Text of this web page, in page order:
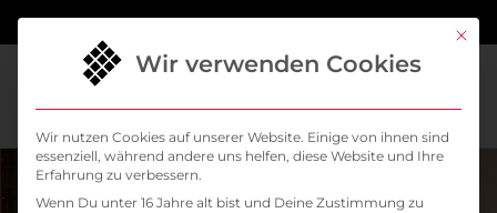
Mit
Wir verwenden Cookies
Wir nutzen Cookies auf unserer Website. Einige von ihnen sind
essenziell, während andere uns helfen, diese Website und Ihre
Erfahrung zu verbessern.
Wenn Du unter 16 Jahre alt bist und Deine Zustimmung zu